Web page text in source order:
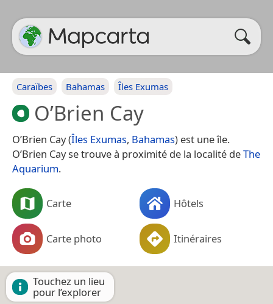
Caraïbes Bahamas Îles Exumas
O’Brien Cay
O’Brien Cay (Îles Exumas, Bahamas) est une île.
O’Brien Cay se trouve à proximité de la localité deThe
Aquarium.
Carte Hôtels
Carte photo Itinéraires
Touchez un lieu
pour l’explorer